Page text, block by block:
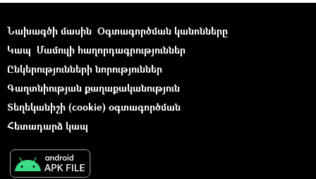
Նախագծի մասին Օգտագործման կանոնները
Կապ Մամուլի հաղորդագրություններ
Ընկերությունների նորություններ
Գաղտնիության քաղաքականություն
Տեղեկանիշի (cookie) օգտագործման
Հետադարձ կապ